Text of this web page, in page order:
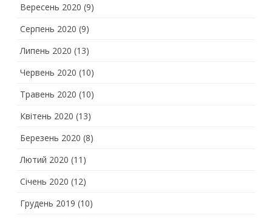
Вересень 2020 (9)
Серпень 2020 (9)
Липень 2020 (13)
Червень 2020 (10)
Травень 2020 (10)
Квітень 2020 (13)
Березень 2020 (8)
Лютий 2020 (11)
Січень 2020 (12)
Грудень 2019 (10)